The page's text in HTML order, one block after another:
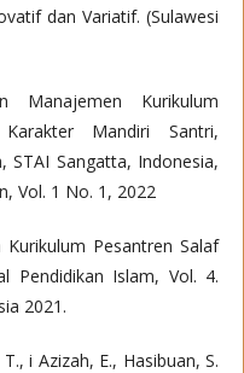
dan Variatif. (Sulawesi
Manajemen Kurikulum
Mandiri Santri,
STAI Sangatta, Indonesia,
Vol. 1 No. 1, 2022
Pesantren Salaf
Pendidikan Islam, Vol. 4.
2021.
i Azizah, E., Hasibuan, S.